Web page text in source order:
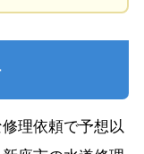
理依頼で予想以